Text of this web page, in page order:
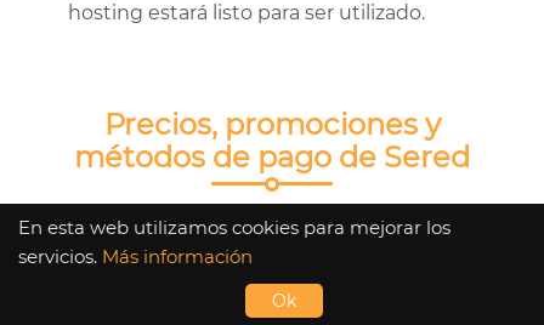
hosting estará listo para ser utilizado.
Precios, promociones y
métodos de pago de Sered
La calidad de un servicio debe estar en
sintonía con los precios de sus planes,
Sered es conocido por ello. Ya que te
brinda oportunidades asequibles, incluso
En esta web utilizamos cookies para mejorar los
servicios. Más información
Ok